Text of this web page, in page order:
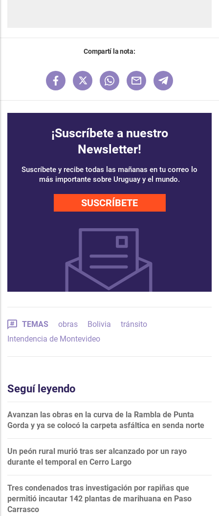
Compartí la nota:
¡Suscríbete a nuestro
Newsletter!
Suscríbete y recibe todas las mañanas en tu correo lo
más importante sobre Uruguay y el mundo.
SUSCRÍBETE
TEMAS obras Bolivia
tránsito
Intendencia de Montevideo
Seguí leyendo
Avanzan las obras en la curva de la Rambla de Punta
Gorda y ya se colocó la carpeta asfáltica en senda norte
Un peón rural murió tras ser alcanzado por un rayo
durante el temporal en Cerro Largo
Tres condenados tras investigación por rapiñas que
permitió incautar 142 plantas de marihuana en Paso
Carrasco